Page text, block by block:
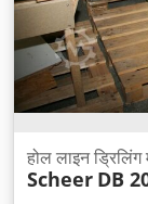
होल लाइन ड्रिलिंग
Scheer DB